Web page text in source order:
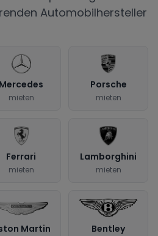
Automobilhersteller
Mercedes
mieten
Porsche
mieten
Ferrari
mieten
Lamborghini
mieten
Martin Bentley